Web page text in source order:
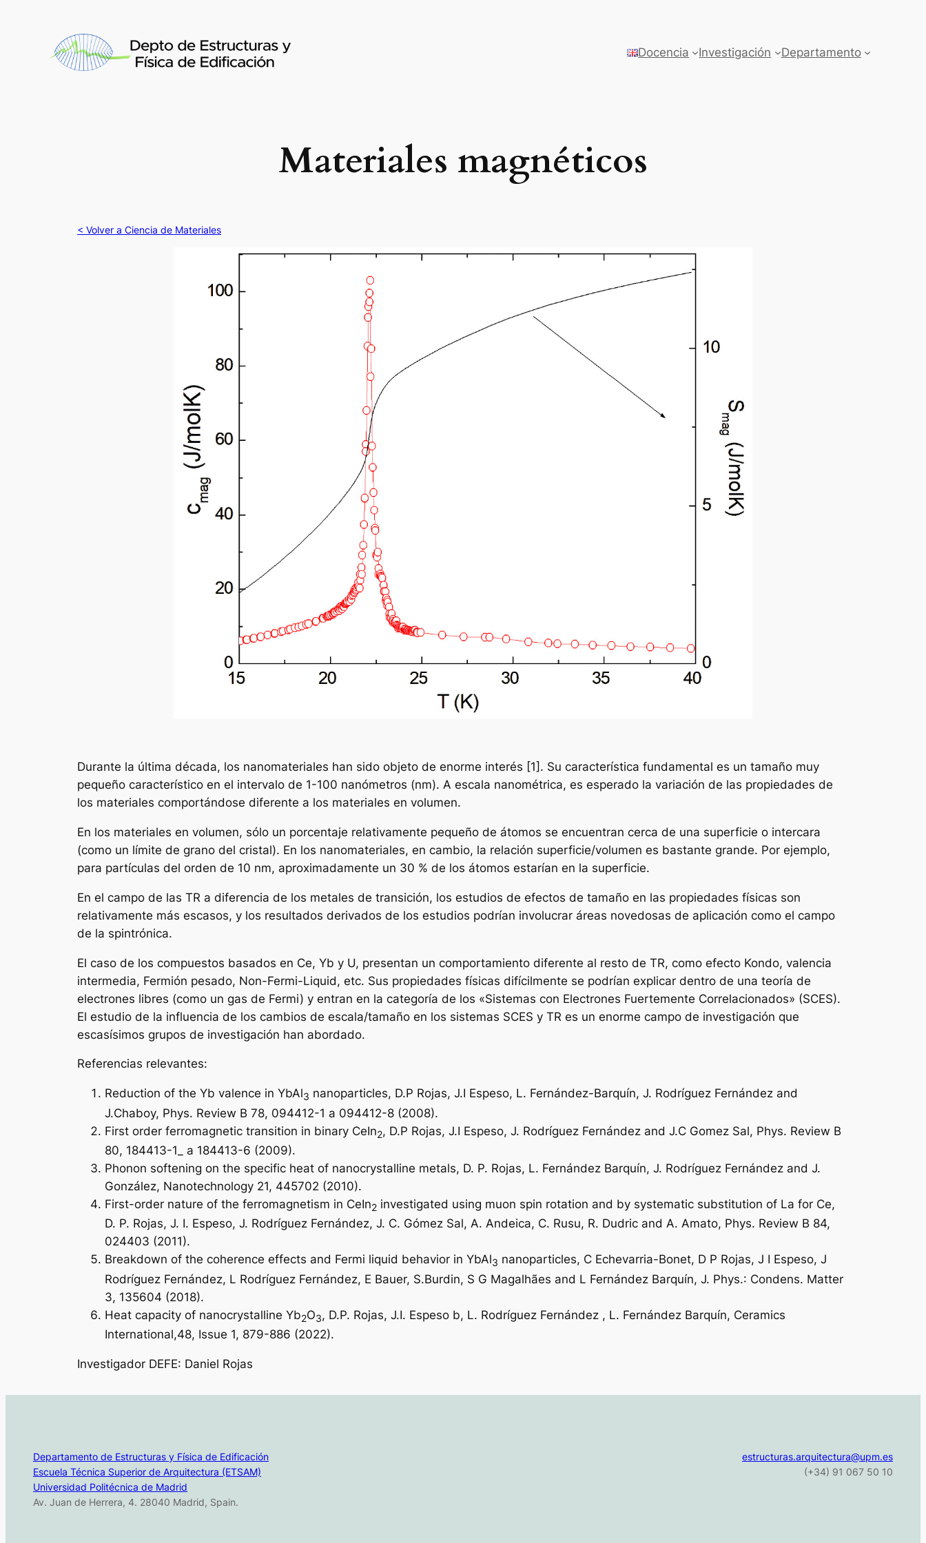
contenido
Docencia Investigación Departamento
Materiales magnéticos
< Volver a Ciencia de Materiales
Durante la última década, los nanomateriales han sido objeto de enorme interés [1]. Su característica fundamental es un tamaño muy
pequeño característico en el intervalo de 1-100 nanómetros (nm). A escala nanométrica, es esperado la variación de las propiedades de
los materiales comportándose diferente a los materiales en volumen.
En los materiales en volumen, sólo un porcentaje relativamente pequeño de átomos se encuentran cerca de una superficie o intercara
(como un límite de grano del cristal). En los nanomateriales, en cambio, la relación superficie/volumen es bastante grande. Por ejemplo,
para partículas del orden de 10 nm, aproximadamente un 30 % de los átomos estarían en la superficie.
En el campo de las TR a diferencia de los metales de transición, los estudios de efectos de tamaño en las propiedades físicas son
relativamente más escasos, y los resultados derivados de los estudios podrían involucrar áreas novedosas de aplicación como el campo
de la spintrónica.
El caso de los compuestos basados en Ce, Yb y U, presentan un comportamiento diferente al resto de TR, como efecto Kondo, valencia
intermedia, Fermión pesado, Non-Fermi-Liquid, etc. Sus propiedades físicas difícilmente se podrían explicar dentro de una teoría de
electrones libres (como un gas de Fermi) y entran en la categoría de los «Sistemas con Electrones Fuertemente Correlacionados» (SCES).
El estudio de la influencia de los cambios de escala/tamaño en los sistemas SCES y TR es un enorme campo de investigación que
escasísimos grupos de investigación han abordado.
Referencias relevantes:
Reduction of the Yb valence in YbAl3 nanoparticles, D.P Rojas, J.I Espeso, L. Fernández-Barquín, J. Rodríguez Fernández and
J.Chaboy, Phys. Review B 78, 094412-1 a 094412-8 (2008).
First order ferromagnetic transition in binary CeIn2, D.P Rojas, J.I Espeso, J. Rodríguez Fernández and J.C Gomez Sal, Phys. Review B
80, 184413-1_ a 184413-6 (2009).
Phonon softening on the specific heat of nanocrystalline metals, D. P. Rojas, L. Fernández Barquín, J. Rodríguez Fernández and J.
González, Nanotechnology 21, 445702 (2010).
First-order nature of the ferromagnetism in CeIn2 investigated using muon spin rotation and by systematic substitution of La for Ce,
D. P. Rojas, J. I. Espeso, J. Rodríguez Fernández, J. C. Gómez Sal, A. Andeica, C. Rusu, R. Dudric and A. Amato, Phys. Review B 84,
024403 (2011).
Breakdown of the coherence effects and Fermi liquid behavior in YbAl3 nanoparticles, C Echevarria-Bonet, D P Rojas, J I Espeso, J
Rodríguez Fernández, L Rodríguez Fernández, E Bauer, S.Burdin, S G Magalhães and L Fernández Barquín, J. Phys.: Condens. Matter
3, 135604 (2018).
Heat capacity of nanocrystalline Yb2O3, D.P. Rojas, J.I. Espeso b, L. Rodríguez Fernández , L. Fernández Barquín, Ceramics
International,48, Issue 1, 879-886 (2022).
Investigador DEFE: Daniel Rojas
Departamento de Estructuras y Física de Edificación
Escuela Técnica Superior de Arquitectura (ETSAM)
Universidad Politécnica de Madrid
Av. Juan de Herrera, 4. 28040 Madrid, Spain.
estructuras.arquitectura@upm.es
(+34) 91 067 50 10